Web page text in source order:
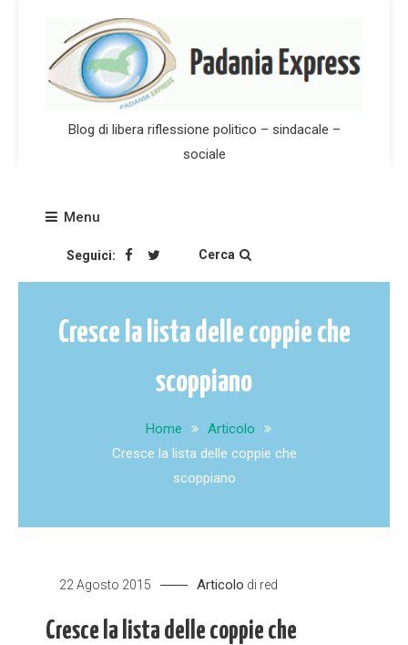
Blog di libera riflessione politico – sindacale –
sociale
Menu
Seguici: Cerca
Cresce la lista delle coppie che
scoppiano
Home
Articolo
Cresce la lista delle coppie che
scoppiano
22 Agosto 2015 Articolo di red
Cresce la lista delle coppie che